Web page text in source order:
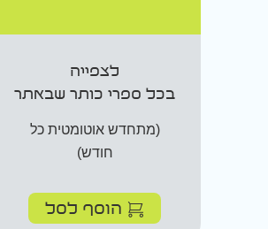
לצפייה
בכל ספרי כותר שבאתר
(מתחדש אוטומטית כל
חודש)
הוסף לסל